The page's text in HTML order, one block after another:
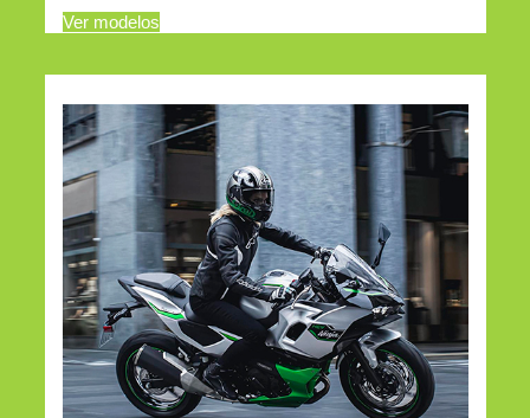
Ver modelos